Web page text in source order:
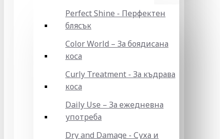
Perfect Shine - Перфектен
блясък
Color World – За боядисана
коса
Curly Treatment - За къдрава
коса
Daily Use – За ежедневна
употреба
Dry and Damage - Суха и